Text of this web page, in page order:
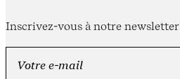
Inscrivez-vous à notre newsletter